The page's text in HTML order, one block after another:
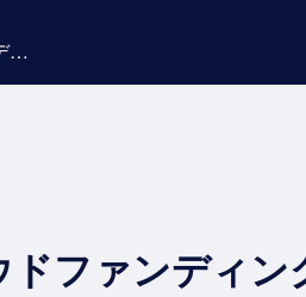
認可保育所を不動産投資クラウドファンディングで募集 CREAL（クリアル）「第9号駒込保育所ファンド」を2月28日より投資受付開始
ドファンディ